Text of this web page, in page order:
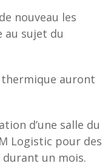
nouveau les
au sujet du
thermique auront
d’une salle du
Logistic pour des
un mois.